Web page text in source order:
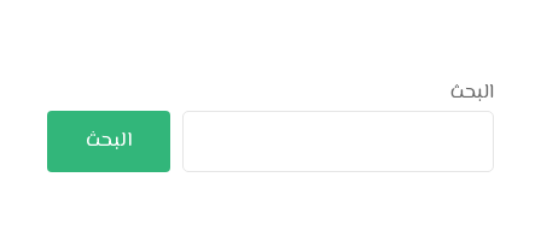
البحث
البحث